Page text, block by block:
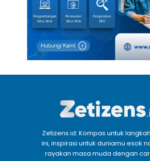
Zetizens.id: Kompas untuk
ini, inspirasi untuk duniamu esok
rayakan masa muda dengan